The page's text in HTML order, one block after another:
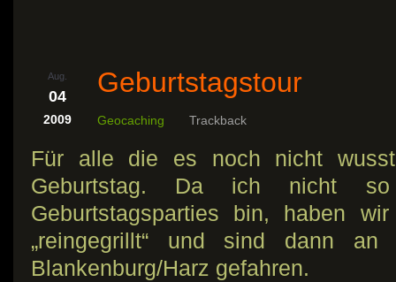
Aug.
04
2009
Geburtstagstour
Geocaching Trackback
Für alle die es noch nicht
Geburtstag. Da ich nicht
Geburtstagsparties bin, haben
„reingegrillt“ und sind dann an
Blankenburg/Harz gefahren.